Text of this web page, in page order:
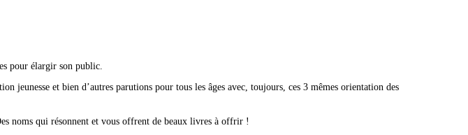
pour élargir son public.
jeunesse et bien d’autres parutions pour tous les âges avec, toujours, ces 3 mêmes orientation des
noms qui résonnent et vous offrent de beaux livres à offrir !